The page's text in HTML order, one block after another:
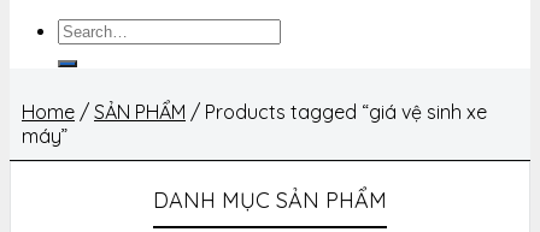
Search
Home / SẢN PHẨM / Products tagged “giá vệ sinh xe
máy”
DANH MỤC SẢN PHẨM